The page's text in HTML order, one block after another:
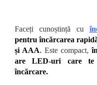
Faceți cunoștință cu
pentru încărcarea
și AAA. Este compact,
are LED-uri care te
încărcare.